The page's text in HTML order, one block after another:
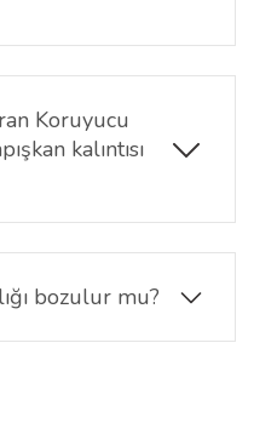
doğru uygulama
kabarcığı oluşmaz
bir yüzeyde
Koruyucu
kalıntısı
yapışkan kalıntısı
ve pürüzsüz kalır.
bozulur mu?
şeffaf